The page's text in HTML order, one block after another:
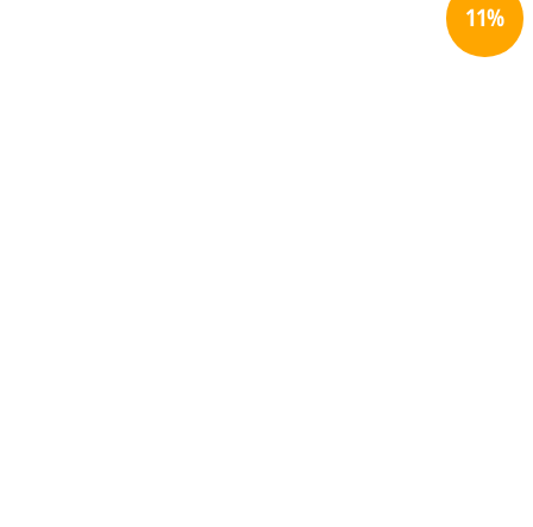
11%